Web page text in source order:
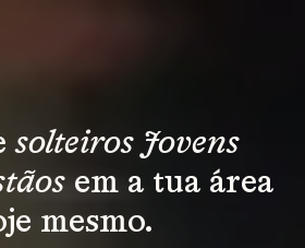
solteiros Jovens
em a tua área
mesmo.